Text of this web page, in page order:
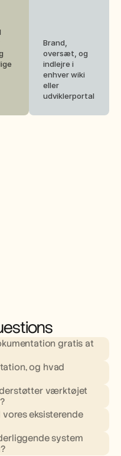
Brand,
oversæt, og
indlejre i
enhver wiki
eller
udviklerportal
gratis at
og hvad
værktøjet
vores eksisterende
system